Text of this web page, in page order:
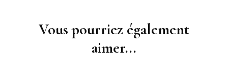
Navigation
Vous pourriez également
aimer...